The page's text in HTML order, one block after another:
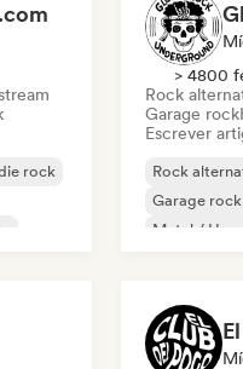
rock
> 4800
Rock
Garage rock
Escrever
Rock
Garage rock
Metal /